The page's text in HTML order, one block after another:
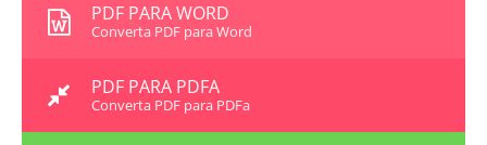
PDF PARA WORD
Converta PDF para Word
PDF PARA PDFA
Converta PDF para PDFa